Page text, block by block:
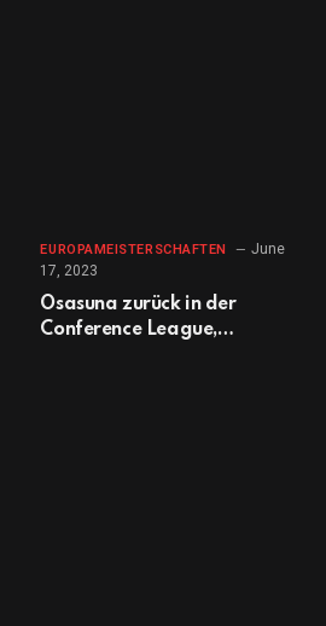
EUROPAMEISTERSCHAFTEN
June
17, 2023
Osasuna zurück in der
Conference League,